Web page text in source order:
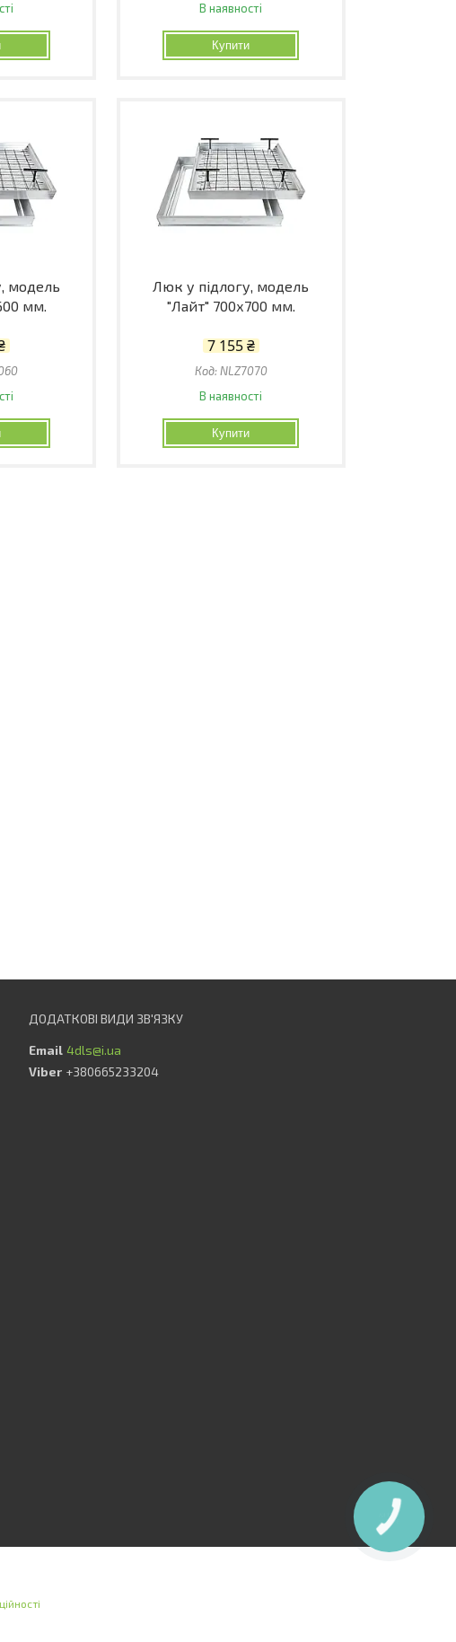
В наявності
Купити
модель
мм.
Люк у підлогу, модель
"Лайт" 700х700 мм.
7 155 ₴
NLZ7070
В наявності
Купити
4dls@i.ua
+380665233204